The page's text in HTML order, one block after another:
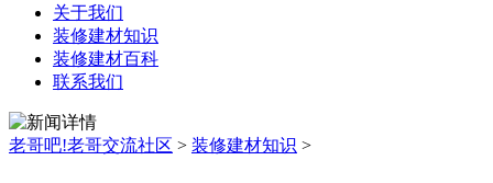
关于我们
装修建材知识
装修建材百科
联系我们
老哥吧!老哥交流社区 > 装修建材知识 >